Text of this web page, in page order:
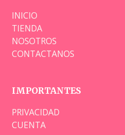
INICIO
TIENDA
NOSOTROS
CONTACTANOS
IMPORTANTES
PRIVACIDAD
CUENTA